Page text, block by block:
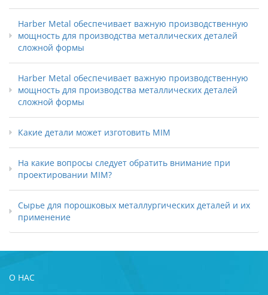
Harber Metal обеспечивает важную производственную
мощность для производства металлических деталей
сложной формы
Harber Metal обеспечивает важную производственную
мощность для производства металлических деталей
сложной формы
Какие детали может изготовить MIM
На какие вопросы следует обратить внимание при
проектировании MIM?
Сырье для порошковых металлургических деталей и их
применение
О НАС